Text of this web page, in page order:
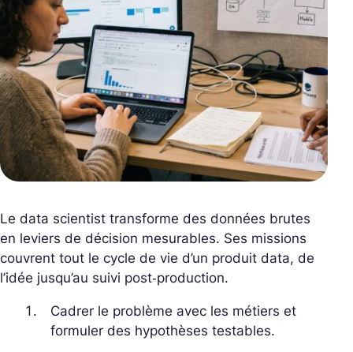
Le data scientist transforme des données brutes
en leviers de décision mesurables. Ses missions
couvrent tout le cycle de vie d’un produit data, de
l’idée jusqu’au suivi post‑production.
Cadrer le problème avec les métiers et
formuler des hypothèses testables.